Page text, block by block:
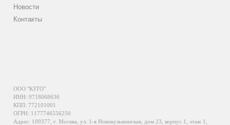
Новости
Контакты
ООО "КЗТО"
ИНН: 9718068636
КПП: 772101001
ОГРН: 1177746556250
Адрес: 109377, г. Москва, ул. 1-я Новокузьминская, дом 23, корпус 1, этаж 1,